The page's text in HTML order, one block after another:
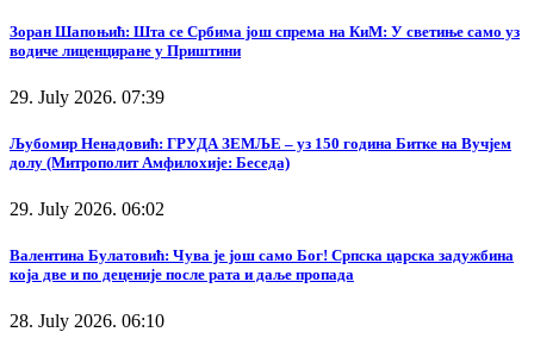
Зоран Шапоњић: Шта се Србима још спрема на КиМ: У светиње само уз
водиче лиценциране у Приштини
29. July 2026. 07:39
Љубомир Ненадовић: ГРУДА ЗЕМЉЕ – уз 150 година Битке на Вучјем
долу (Митрополит Амфилохије: Беседа)
29. July 2026. 06:02
Валентина Булатовић: Чува је још само Бог! Српска царска задужбина
која две и по деценије после рата и даље пропада
28. July 2026. 06:10